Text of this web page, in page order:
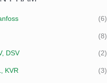
(6)
(8)
DSV (2)
KVR (3)